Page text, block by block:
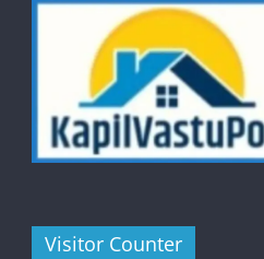
Visitor Counter